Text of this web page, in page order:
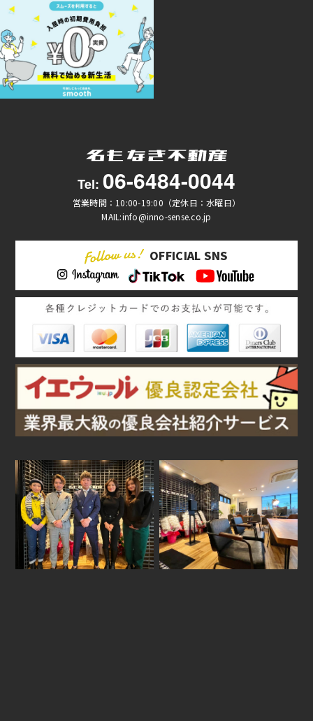
Tel: 06-6484-0044
営業時間：10:00-19:00（定休日：水曜日）
MAIL:info@inno-sense.co.jp
OFFICIAL SNS